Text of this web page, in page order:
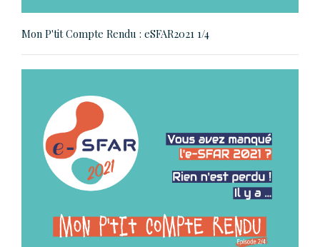
Mon P'tit Compte Rendu : eSFAR2021 1/4